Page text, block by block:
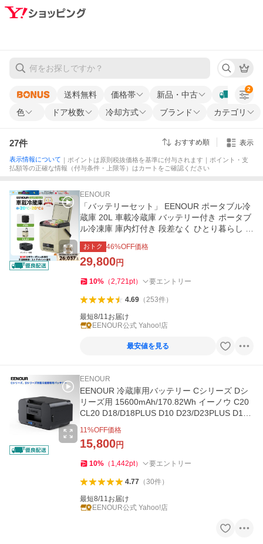
送料無料 価格帯
新品・中古
色
ドア枚数 冷却方式 ブランド カテゴリ
2
27件 おすすめ順 表示
表示情報について ｜ポイントは原則税抜価格を基準に付与されます｜ポイント・支
払額等の正確な情報（付与条件・上限等）はカートをご確認ください
EENOUR
「バッテリーセット」 EENOUR ポータブル冷
蔵庫 20L 車載冷蔵庫 バッテリー付き ポータブ
ル冷凍庫 庫内灯付き 段差なく ひとり暮らし 車
載用 イーノウ C20 CL20
おトク 46%OFF価格
29,800円
10% （2,721pt） 要エントリー
4.69（253件）
最短8/11お届け
EENOUR公式 Yahoo!店
最安値を見る
EENOUR
EENOUR 冷蔵庫用バッテリー Cシリーズ Dシ
リーズ用 15600mAh/170.82Wh イーノウ C20
CL20 D18/D18PLUS D10 D23/D23PLUS D10/
11%OFF価格
15,800円
10% （ 1,442pt） 要エントリー
4.77（30件）
最短8/11お届け
EENOUR公式 Yahoo!店